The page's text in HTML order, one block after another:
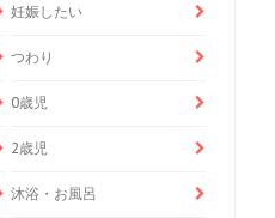
妊娠したい
つわり
0歳児
2歳児
沐浴・お風呂